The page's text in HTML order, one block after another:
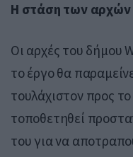
Η στάση των αρχών
Οι αρχές του δήμου
το έργο θα
τουλάχιστον προς
τοποθετηθεί
του για να